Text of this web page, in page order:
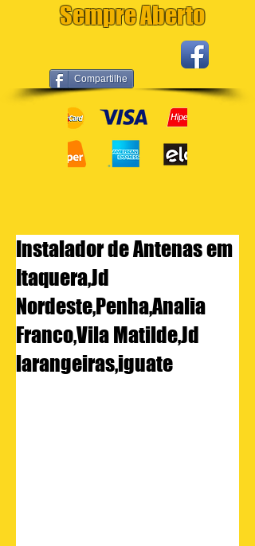
Compartilhe
Sempre Aberto
Instalador de Antenas em
Itaquera,Jd
Nordeste,Penha,Analia
Franco,Vila Matilde,Jd
larangeiras,iguate